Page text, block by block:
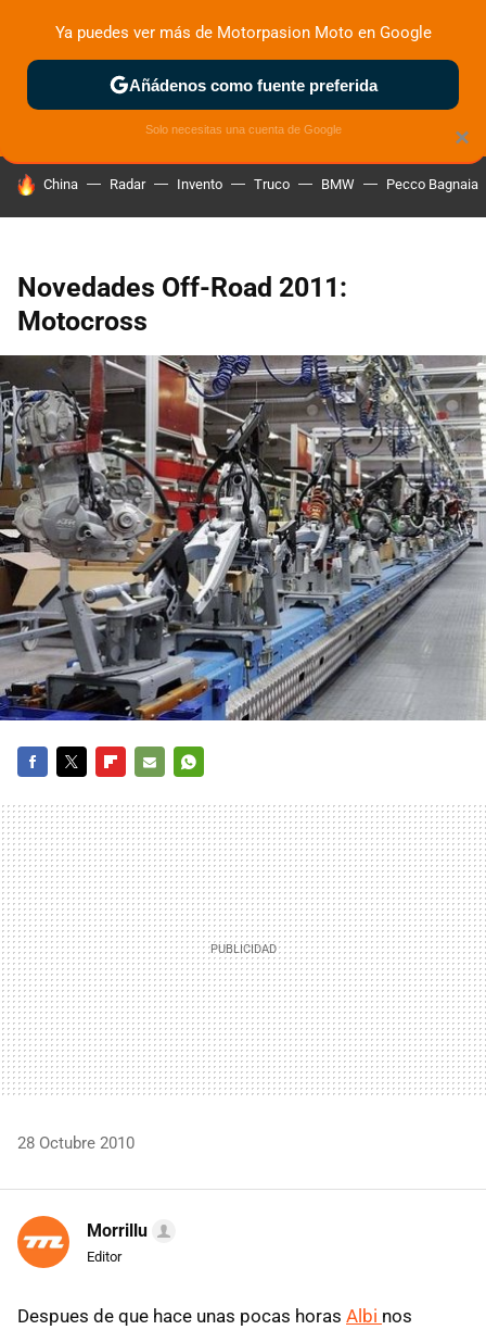
ZONA DE PRUEBAS DEPORTIVAS MOTOS ELÉCTRICAS
HOY SE HABLA DE
China Radar Invento Truco BMW Pecco Bagnaia
Novedades Off-Road 2011:
Motocross
MAIL
28 Octubre 2010
Morrillu
Editor
Despues de que hace unas pocas horas Albi nos
×
Ya puedes ver más de Motorpasion Moto en Google
Añádenos como fuente preferida
Solo necesitas una cuenta de Google